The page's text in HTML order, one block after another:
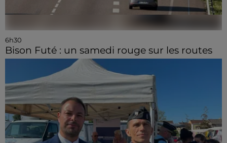
6h30
Bison Futé : un samedi rouge sur les routes